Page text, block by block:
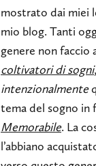
mostrato dai miei
mio blog. Tanti
genere non faccio
coltivatori di sogni
intenzionalmente
tema del sogno in
Memorabile. La
l’abbiano